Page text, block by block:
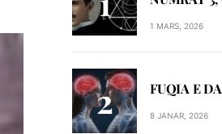
1 MARS, 2026
FUQIA E
8 JANAR, 2026